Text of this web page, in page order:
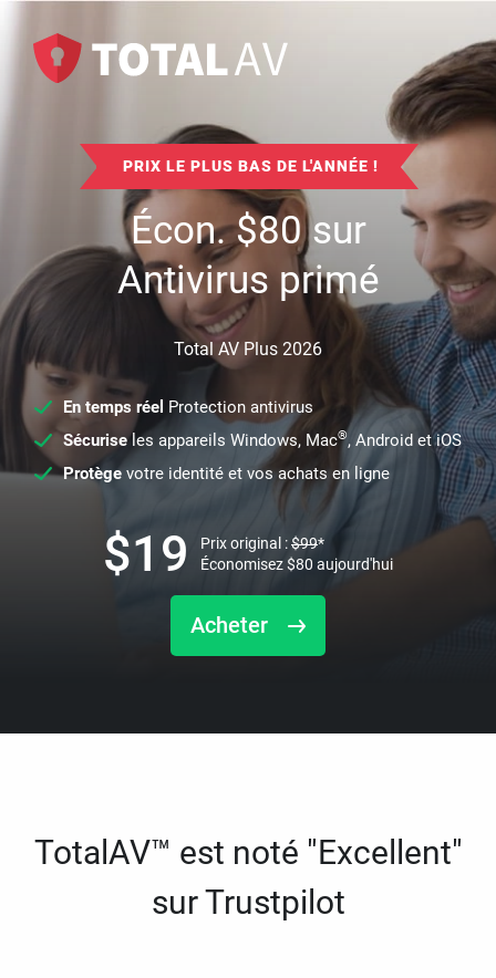
PRIX LE PLUS BAS DE L'ANNÉE !
Écon.$80sur
Antivirus primé
Total AV Plus 2026
En temps réel Protection antivirus
Sécuriseles appareils Windows, Mac®, Android et iOS
Protège votre identité et vos achats en ligne
Acheter
$19 Prix original :$99*
Économisez$80 aujourd'hui
TotalAV™ est noté "Excellent"
sur Trustpilot